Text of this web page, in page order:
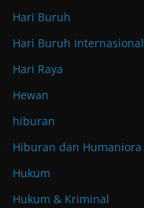
Hari Buruh
Hari Buruh Internasional
Hari Raya
Hewan
hiburan
Hiburan dan Humaniora
Hukum
Hukum & Kriminal